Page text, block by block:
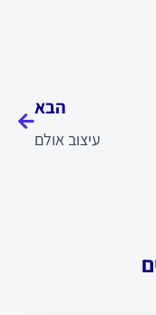
הבא
עיצוב אולם